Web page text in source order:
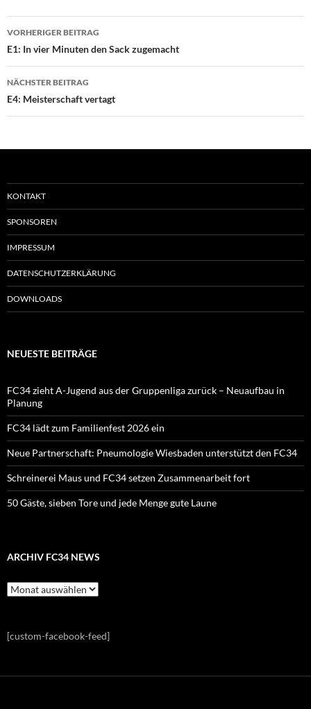
Beitragsnavigation
VORHERIGER BEITRAG
E1: In vier Minuten den Sack zugemacht
NÄCHSTER BEITRAG
E4: Meisterschaft vertagt
KONTAKT
SPONSOREN
IMPRESSUM
DATENSCHUTZERKLÄRUNG
DOWNLOADS
NEUESTE BEITRÄGE
FC34 zieht A-Jugend aus der Gruppenliga zurück – Neuaufbau in
Planung
FC34 lädt zum Familienfest 2026 ein
Neue Partnerschaft: Pneumologie Wiesbaden unterstützt den FC34
Schreinerei Maus und FC34 setzen Zusammenarbeit fort
50 Gäste, sieben Tore und jede Menge gute Laune
ARCHIV FC34 NEWS
Archiv
FC34
[custom-facebook-feed]